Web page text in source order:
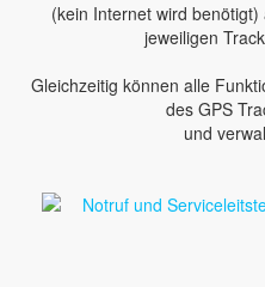
(kein Internet wird
jeweiligen
Gleichzeitig können alle
des GPS
und